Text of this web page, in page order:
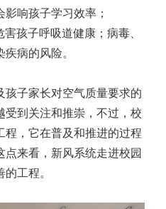
响孩子学习效率；
孩子呼吸道健康；病毒、
病的风险。
子家长对空气质量要求的
到关注和推崇，不过，校
，它在普及和推进的过程
来看，新风系统走进校园
工程。